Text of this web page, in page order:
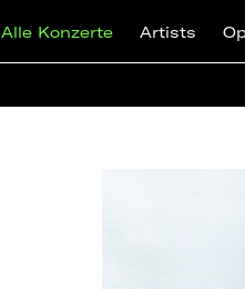
Alle Konzerte Artists